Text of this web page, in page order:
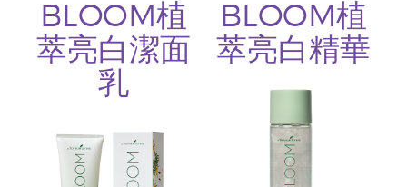
BLOOM植
萃亮白潔面
乳
BLOOM植
萃亮白精華